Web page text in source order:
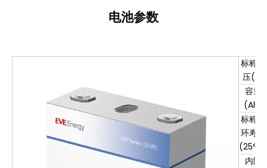
电池参数
标称电
压(V)
容量
(Ah)
标称循
环寿命
(25°C)
内阻